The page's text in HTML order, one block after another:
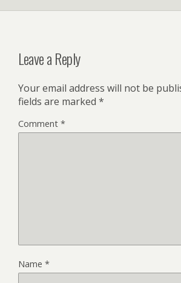
Leave a Reply
Your email address will not be
fields are marked *
Comment *
Name *